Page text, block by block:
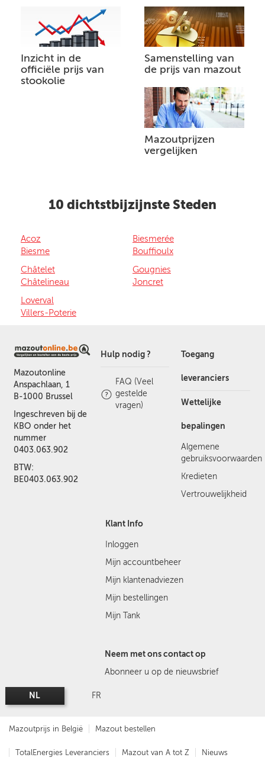
Inzicht in de
officiële prijs van
stookolie
Samenstelling van
de prijs van mazout
Mazoutprijzen
vergelijken
10 dichtstbijzijnste Steden
Acoz
Biesme
Biesmerée
Bouffioulx
Châtelet
Châtelineau
Gougnies
Joncret
Loverval
Villers-Poterie
Mazoutonline
Anspachlaan, 1
B-1000 Brussel
Ingeschreven bij de
KBO onder het
nummer
0403.063.902
BTW:
BE0403.063.902
Hulp nodig ?
FAQ (Veel
gestelde
vragen)
Toegang
leveranciers
Wettelijke
bepalingen
Algemene
gebruiksvoorwaarden
Kredieten
Vertrouwelijkheid
Klant Info
Inloggen
Mijn accountbeheer
Mijn klantenadviezen
Mijn bestellingen
Mijn Tank
Neem met ons contact op
Abonneer u op de nieuwsbrief
NL FR
Mazoutprijs in België Mazout bestellen
TotalEnergies Leveranciers Mazout van A tot Z Nieuws